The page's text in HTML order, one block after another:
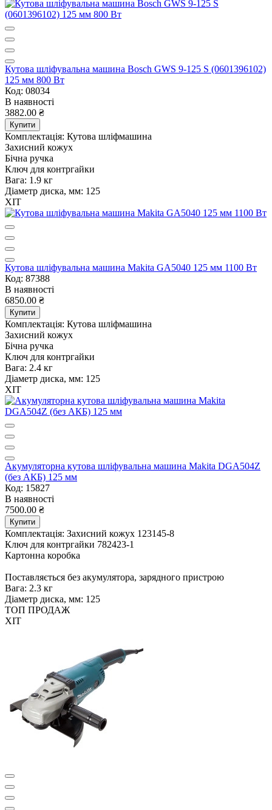
Кутова шліфувальна машина Bosch GWS 9-125 S (0601396102)
125 мм 800 Вт
Код: 08034
В наявності
3882.00 ₴
Купити
Комплектація: Кутова шліфмашина
Захисний кожух
Бічна ручка
Ключ для контргайки
Вага: 1.9 кг
Діаметр диска, мм: 125
ХІТ
Кутова шліфувальна машина Makita GA5040 125 мм 1100 Вт
Код: 87388
В наявності
6850.00 ₴
Купити
Комплектація: Кутова шліфмашина
Захисний кожух
Бічна ручка
Ключ для контргайки
Вага: 2.4 кг
Діаметр диска, мм: 125
ХІТ
Акумуляторна кутова шліфувальна машина Makita DGA504Z
(без АКБ) 125 мм
Код: 15827
В наявності
7500.00 ₴
Купити
Комплектація: Захисний кожух 123145-8
Ключ для контргайки 782423-1
Картонна коробка
Поставляється без акумулятора, зарядного пристрою
Вага: 2.3 кг
Діаметр диска, мм: 125
ТОП ПРОДАЖ
ХІТ